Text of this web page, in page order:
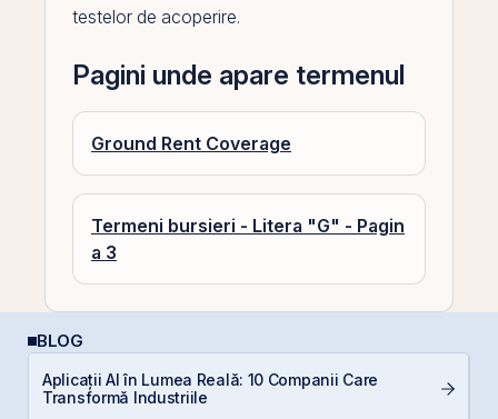
testelor de acoperire.
Pagini unde apare termenul
Ground Rent Coverage
Termeni bursieri - Litera "G" - Pagin
a 3
BLOG
Aplicații AI în Lumea Reală: 10 Companii Care
Transformă Industriile